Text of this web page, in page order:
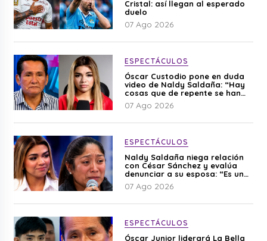
Cristal: así llegan al esperado
duelo
07 Ago 2026
ESPECTÁCULOS
Óscar Custodio pone en duda
video de Naldy Saldaña: “Hay
cosas que de repente se han
editado”
07 Ago 2026
ESPECTÁCULOS
Naldy Saldaña niega relación
con César Sánchez y evalúa
denunciar a su esposa: “Es una
difamación”
07 Ago 2026
ESPECTÁCULOS
Óscar Junior liderará La Bella